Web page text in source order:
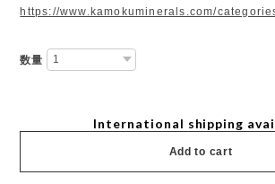
https://www.kamokuminerals.com/
数量
International shipping
Add to cart